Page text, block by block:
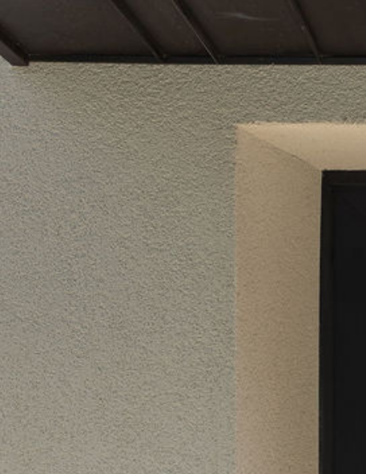
À propos
Réalisations
Emploi
Actualités et promotions
Social room
CONTACT
Formulaire de contact
Adresses et horaires